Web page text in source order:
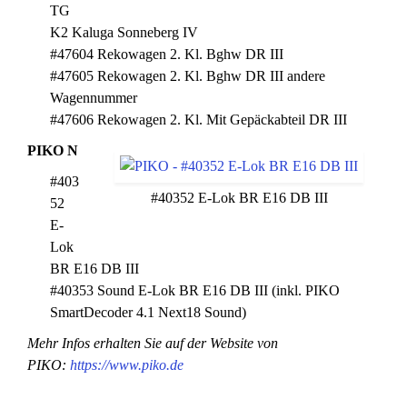
TG
K2 Kaluga Sonneberg IV
#47604 Rekowagen 2. Kl. Bghw DR III
#47605 Rekowagen 2. Kl. Bghw DR III andere
Wagennummer
#47606 Rekowagen 2. Kl. Mit Gepäckabteil DR III
#40352 E-Lok BR E16 DB III
PIKO N
#403
52
E-
Lok
BR E16 DB III
#40353 Sound E-Lok BR E16 DB III (inkl. PIKO
SmartDecoder 4.1 Next18 Sound)
Mehr Infos erhalten Sie auf der Website von
PIKO: https://www.piko.de